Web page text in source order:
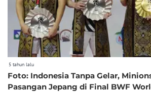
5 tahun lalu
Foto: Indonesia Tanpa Gelar,
Pasangan Jepang di Final BWF